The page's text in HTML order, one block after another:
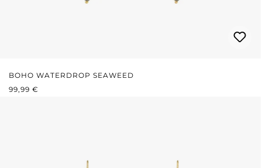
BOHO WATERDROP SEAWEED
REGULÄRER PREIS:
99,99 €